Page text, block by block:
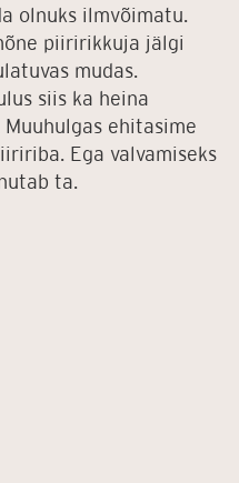
olnuks ilmvõimatu.
piiririkkuja jälgi
mudas.
siis ka heina
ehitasime
Ega valvamiseks
ta.